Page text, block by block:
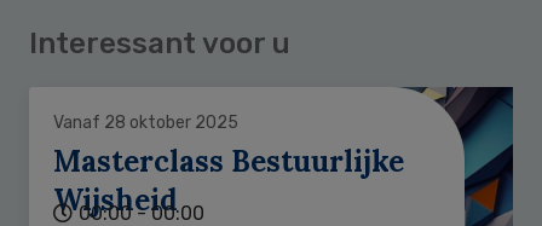
Interessant voor u
Vanaf 28 oktober 2025
Masterclass Bestuurlijke
Wijsheid
00:00 - 00:00